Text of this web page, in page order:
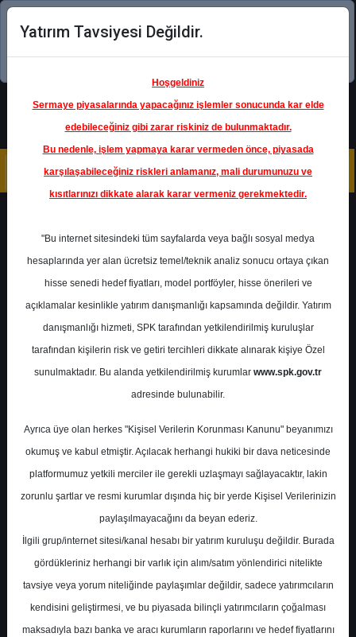
Şimdi uygulamayı indirin!
Ana Sayfa Raporlar
GCM Yatırım
Rapor Detay
THYAO - Trafik Sonuçları
- KASIM
A- A+
THYAO - Trafik Sonuçları - KASIM
Yatırım Tavsiyesi Değildir.
Hoşgeldiniz
Sermaye piyasalarında yapacağınız işlemler sonucunda kar elde
edebileceğiniz gibi zarar riskiniz de bulunmaktadır.
Bu nedenle, işlem yapmaya karar vermeden önce, piyasada
karşılaşabileceğiniz riskleri anlamanız, mali durumunuzu ve
kısıtlarınızı dikkate alarak karar vermeniz gerekmektedir.
"Bu internet sitesindeki tüm sayfalarda veya bağlı sosyal medya
hesaplarında yer alan ücretsiz temel/teknik analiz sonucu ortaya çıkan
hisse senedi hedef fiyatları, model portföyler, hisse önerileri ve
açıklamalar kesinlikle yatırım danışmanlığı kapsamında değildir. Yatırım
danışmanlığı hizmeti, SPK tarafından yetkilendirilmiş kuruluşlar
tarafından kişilerin risk ve getiri tercihleri dikkate alınarak kişiye Özel
sunulmaktadır. Bu alanda yetkilendirilmiş kurumlar www.spk.gov.tr
adresinde bulunabilir.
Ayrıca üye olan herkes "Kişisel Verilerin Korunması Kanunu" beyanımızı
okumuş ve kabul etmiştir. Açılacak herhangi hukiki bir dava neticesinde
platformumuz yetkili merciler ile gerekli uzlaşmayı sağlayacaktır, lakin
zorunlu şartlar ve resmi kurumlar dışında hiç bir yerde Kişisel Verilerinizin
paylaşılmayacağını da beyan ederiz.
İlgili grup/internet sitesi/kanal hesabı bir yatırım kuruluşu değildir. Burada
gördükleriniz herhangi bir varlık için alım/satım yönlendirici nitelikte
tavsiye veya yorum niteliğinde paylaşımlar değildir, sadece yatırımcıların
kendisini geliştirmesi, ve bu piyasada bilinçli yatırımcıların çoğalması
maksadıyla bazı banka ve aracı kurumların raporlarını ve hedef fiyatlarını